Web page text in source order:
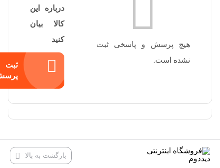
هیچ پرسش و پاسخی ثبت
نشده است.
درباره این
کالا بیان
کنید
ثبت
بازگشت به بالا